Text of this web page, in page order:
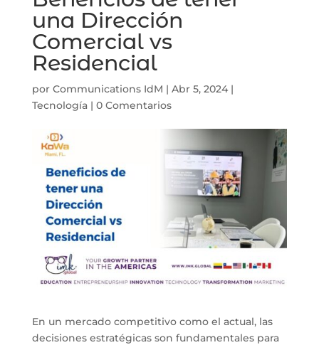
una Dirección
Comercial vs
Residencial
por Communications IdM | Abr 5, 2024|
Tecnología| 0 Comentarios
En un mercado competitivo como el actual, las
decisiones estratégicas son fundamentales para